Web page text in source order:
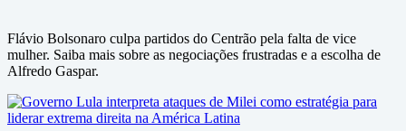
Flávio Bolsonaro culpa partidos do Centrão pela falta de vice
mulher. Saiba mais sobre as negociações frustradas e a escolha de
Alfredo Gaspar.